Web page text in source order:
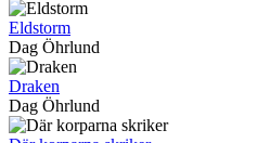
Eldstorm
Dag Öhrlund
Draken
Dag Öhrlund